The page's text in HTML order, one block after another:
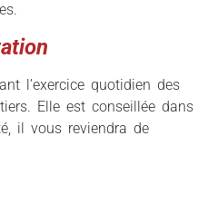
l’exercice quotidien des
Elle est conseillée dans
il vous reviendra de